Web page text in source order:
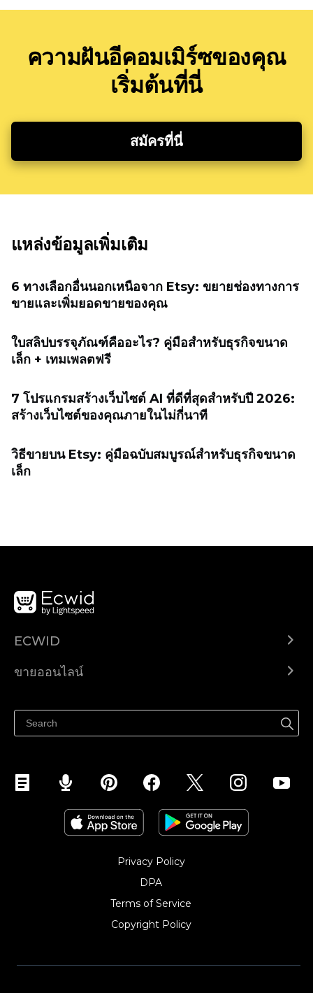
ความฝันอีคอมเมิร์ซของคุณ
เริ่มต้นที่นี่
สมัครที่นี่
แหล่งข้อมูลเพิ่มเติม
6 ทางเลือกอื่นนอกเหนือจาก Etsy: ขยายช่องทางการ
ขายและเพิ่มยอดขายของคุณ
ใบสลิปบรรจุภัณฑ์คืออะไร? คู่มือสำหรับธุรกิจขนาด
เล็ก + เทมเพลตฟรี
7 โปรแกรมสร้างเว็บไซต์ AI ที่ดีที่สุดสำหรับปี 2026:
สร้างเว็บไซต์ของคุณภายในไม่กี่นาที
วิธีขายบน Etsy: คู่มือฉบับสมบูรณ์สำหรับธุรกิจขนาด
เล็ก
ECWID
ราคา
ขายออนไลน์
ขายบนเฟสบุ๊ค
Privacy Policy
DPA
Terms of Service
Copyright Policy‎